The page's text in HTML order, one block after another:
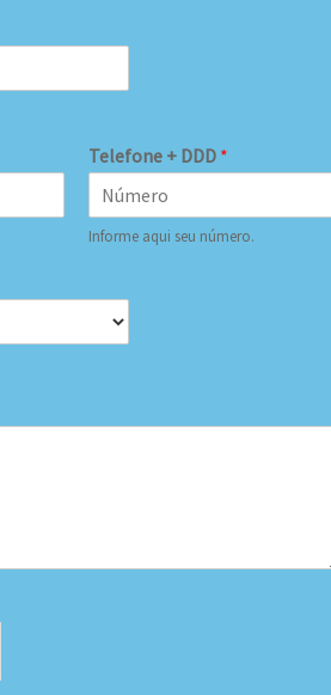
Telefone + DDD *
Informe aqui seu número.